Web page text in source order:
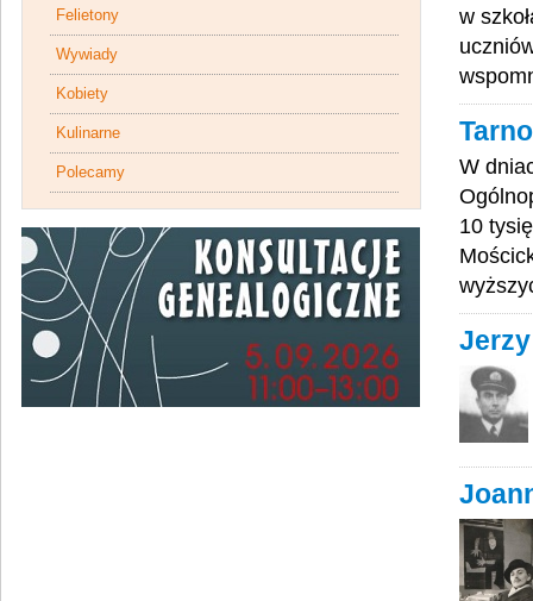
w
W
10
Felietony
Wywiady
Kobiety
Kulinarne
Polecamy